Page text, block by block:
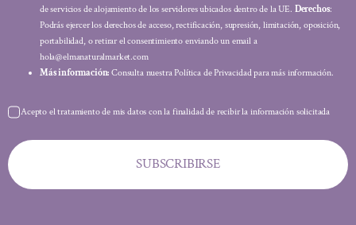
de servicios de alojamiento de los servidores ubicados dentro de la UE. Derechos:
Podrás ejercer los derechos de acceso, rectificación, supresión, limitación, oposición,
portabilidad, o retirar el consentimiento enviando un email a
hola@elmanaturalmarket.com
Más información: Consulta nuestra Política de Privacidad para más información.
Acepto el tratamiento de mis datos con la finalidad de recibir la información solicitada
SUBSCRIBIRSE